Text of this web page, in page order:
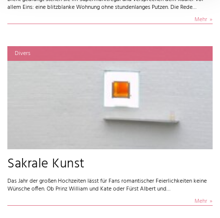
allem Eins: eine blitzblanke Wohnung ohne stundenlanges Putzen. Die Rede…
Mehr
Divers
Sakrale Kunst
Das Jahr der großen Hochzeiten lässt für Fans romantischer Feierlichkeiten keine
Wünsche offen. Ob Prinz William und Kate oder Fürst Albert und…
Mehr